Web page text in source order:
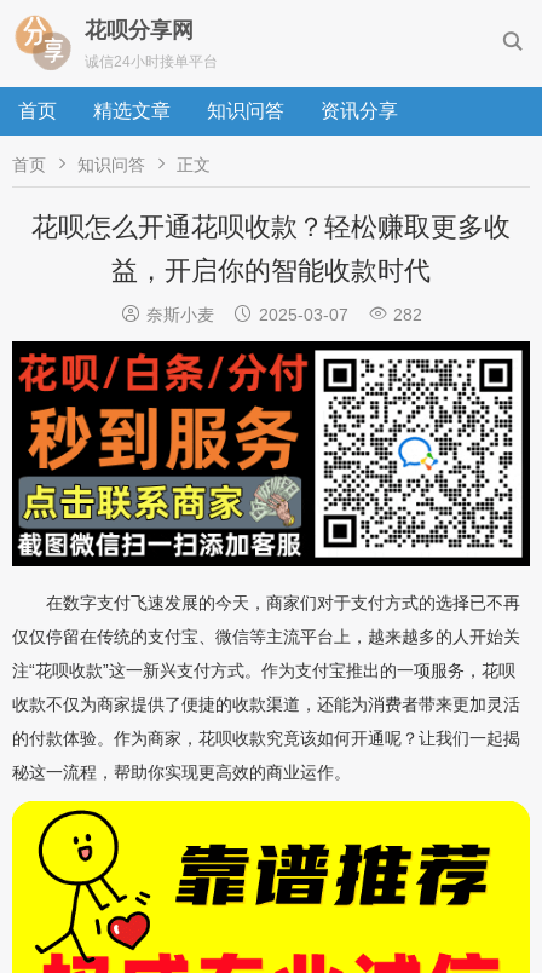

花呗分享网
诚信24小时接单平台
首页 精选文章 知识问答 资讯分享
首页  知识问答  正文
花呗怎么开通花呗收款？轻松赚取更多收
益，开启你的智能收款时代
 奈斯小麦  2025-03-07  282
在数字支付飞速发展的今天，商家们对于支付方式的选择已不再
仅仅停留在传统的支付宝、微信等主流平台上，越来越多的人开始关
注“花呗收款”这一新兴支付方式。作为支付宝推出的一项服务，花呗
收款不仅为商家提供了便捷的收款渠道，还能为消费者带来更加灵活
的付款体验。作为商家，花呗收款究竟该如何开通呢？让我们一起揭
秘这一流程，帮助你实现更高效的商业运作。